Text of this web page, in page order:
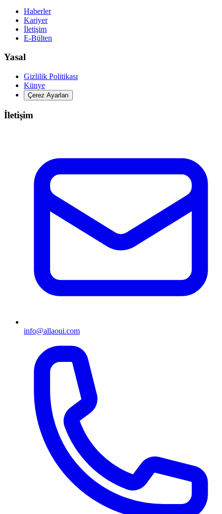
Haberler
Kariyer
İletişim
E-Bülten
Yasal
Gizlilik Politikası
Künye
Çerez Ayarları
İletişim
info@allaoui.com